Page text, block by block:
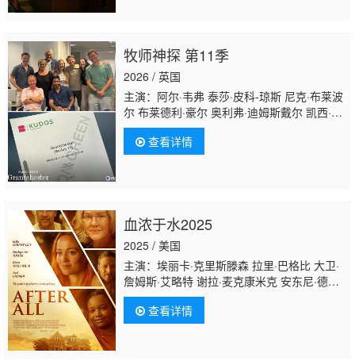
牧师神探 第11季
2026 / 英国
主演：阿尔·韦弗 泰莎·皮科-琼斯 尼克·布莱波
尔 布莱德利·豪尔 奥利弗·迪姆斯戴尔 凯西·艾
因斯沃斯 梅丽莎·约翰斯 里希·奈尔 罗布森·格
查看详情
血浓于水2025
2025 / 美国
主演：埃丽卡·克里斯滕森 拉里·巴格比 大卫·
詹姆斯·艾略特 谢拉·麦克康米克 安东尼·德尔·
尼格罗 奥斯汀·麦肯齐 佩内洛普·安·米勒 扎克·
吉尔福德 迈克·奥麦利 戴尔·韦德·戴维斯 妮科
尔·埃利奥特 凯西·詹姆
查看详情